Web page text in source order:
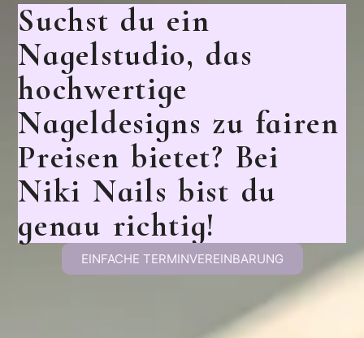
Suchst du ein
Nagelstudio, das
hochwertige
Nageldesigns zu fairen
Preisen bietet? Bei
Niki Nails bist du
genau richtig!
EINFACHE TERMINVEREINBARUNG